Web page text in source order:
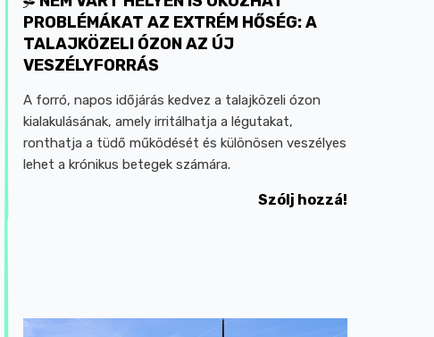
PROBLÉMÁKAT AZ EXTRÉM HŐSÉG: A
TALAJKÖZELI ÓZON AZ ÚJ
VESZÉLYFORRÁS
A forró, napos időjárás kedvez a talajközeli ózon
kialakulásának, amely irritálhatja a légutakat,
ronthatja a tüdő működését és különösen veszélyes
lehet a krónikus betegek számára.
Szólj hozzá!